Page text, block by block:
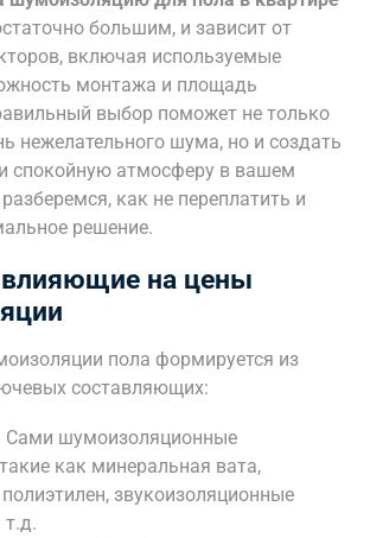
большим, и зависит от
включая используемые
монтажа и площадь
выбор поможет не только
нежелательного шума, но и создать
спокойную атмосферу в вашем
как не переплатить и
решение.
на цены
пола формируется из
составляющих:
Сами шумоизоляционные
как минеральная вата,
звукоизоляционные